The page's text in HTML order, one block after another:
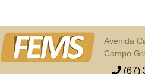
Avenida
Campo
(67)